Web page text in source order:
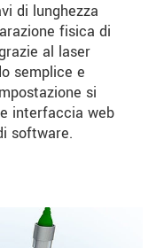
di lunghezza
fisica di
al laser
semplice e
si
interfaccia web
software.